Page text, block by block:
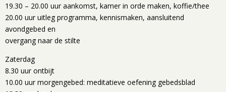
19.30 – 20.00 uur aankomst, kamer in orde maken, koffie/thee
20.00 uur uitleg programma, kennismaken, aansluitend
avondgebed en
overgang naar de stilte
Zaterdag
8.30 uur ontbijt
10.00 uur morgengebed: meditatieve oefening gebedsblad